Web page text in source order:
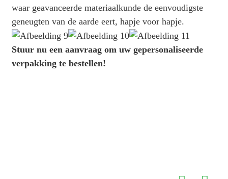
waar geavanceerde materiaalkunde de eenvoudigste
geneugten van de aarde eert, hapje voor hapje.
Stuur nu een aanvraag om uw gepersonaliseerde
verpakking te bestellen!